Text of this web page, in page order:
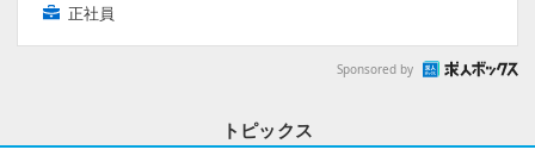
正社員
Sponsored by
トピックス